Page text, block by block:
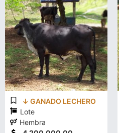
↓ GANADO LECHERO
Lote
Hembra